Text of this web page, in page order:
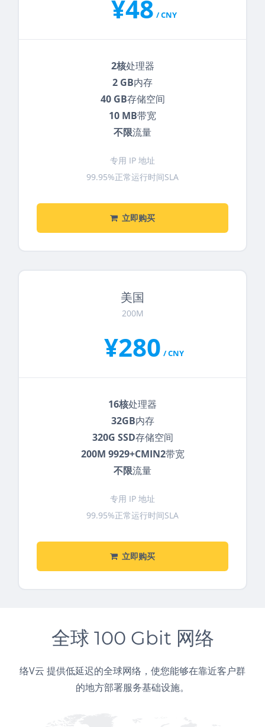
¥48 / CNY
2核处理器
2 GB内存
40 GB存储空间
10 MB带宽
不限流量
专用 IP 地址
99.95%正常运行时间SLA
立即购买
美国
200M
¥280 / CNY
16核处理器
32GB内存
320G SSD存储空间
200M 9929+CMIN2带宽
不限流量
专用 IP 地址
99.95%正常运行时间SLA
立即购买
全球 100 Gbit 网络
络V云 提供低延迟的全球网络，使您能够在靠近客户群
的地方部署服务基础设施。